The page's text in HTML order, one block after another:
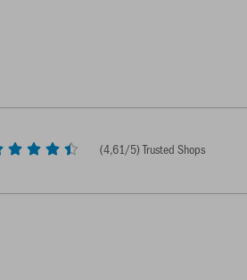
(4,61/5) Trusted Shops